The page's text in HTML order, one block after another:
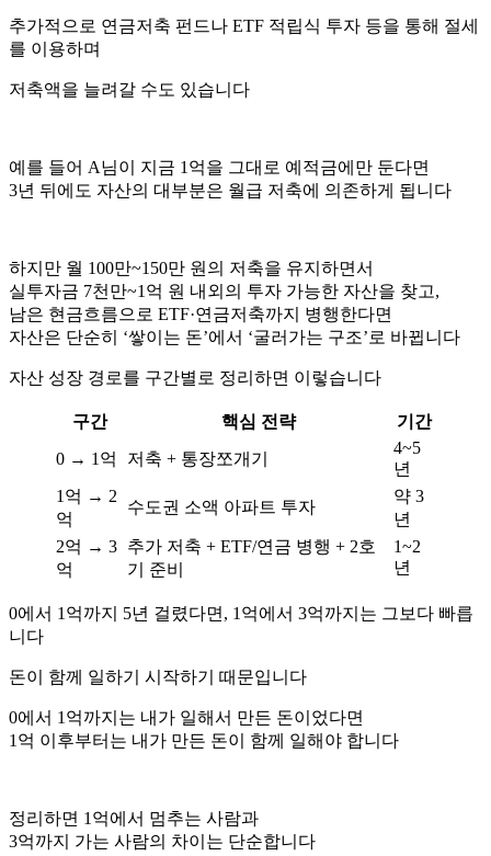
추가적으로 연금저축 펀드나 ETF 적립식 투자 등을 통해 절세
를 이용하며
저축액을 늘려갈 수도 있습니다
예를 들어 A님이 지금 1억을 그대로 예적금에만 둔다면
3년 뒤에도 자산의 대부분은 월급 저축에 의존하게 됩니다
하지만 월 100만~150만 원의 저축을 유지하면서
실투자금 7천만~1억 원 내외의 투자 가능한 자산을 찾고,
남은 현금흐름으로 ETF·연금저축까지 병행한다면
자산은 단순히 ‘쌓이는 돈’에서 ‘굴러가는 구조’로 바뀝니다
자산 성장 경로를 구간별로 정리하면 이렇습니다
구간 핵심 전략
기간
0 → 1억
저축 + 통장쪼개기
4~5
년
1억 → 2
억
수도권 소액 아파트 투자
약 3
년
2억 → 3
억
추가 저축 + ETF/연금 병행 + 2호
기 준비
1~2
년
0에서 1억까지 5년 걸렸다면, 1억에서 3억까지는 그보다 빠릅
니다
돈이 함께 일하기 시작하기 때문입니다
0에서 1억까지는 내가 일해서 만든 돈이었다면
1억 이후부터는 내가 만든 돈이 함께 일해야 합니다
정리하면 1억에서 멈추는 사람과
3억까지 가는 사람의 차이는 단순합니다